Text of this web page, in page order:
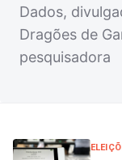
Dados,
Dragões de
pesquisadora